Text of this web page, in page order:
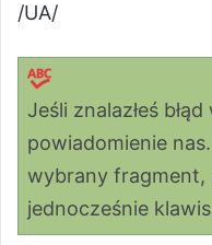
/UA/
Jeśli znalazłeś
powiadomienie
wybrany fragment,
jednocześnie